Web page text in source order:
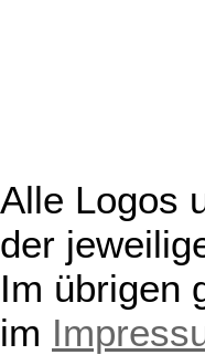
Alle Logos
der
Im übrigen
im